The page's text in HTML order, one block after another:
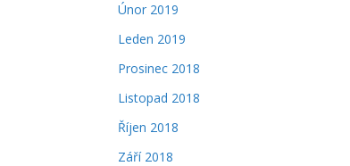
Únor 2019
Leden 2019
Prosinec 2018
Listopad 2018
Říjen 2018
Září 2018